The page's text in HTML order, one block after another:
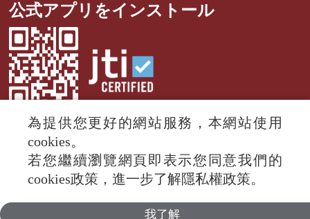
公式アプリをインストール
© 2024 RTI (Radio Taiwan International).
All rights reserved.
為提供您更好的網站服務，本網站使用
cookies。
若您繼續瀏覽網頁即表示您同意我們的
cookies政策，進一步了解隱私權政策。
我了解